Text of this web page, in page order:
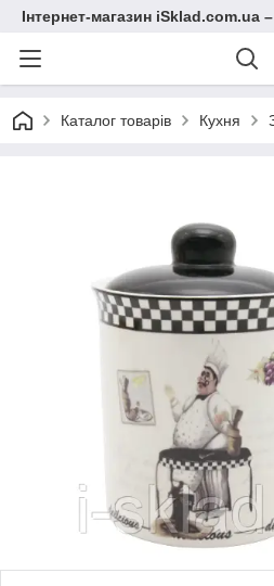
Інтернет-магазин iSklad.com.ua
Каталог товарів Кухня